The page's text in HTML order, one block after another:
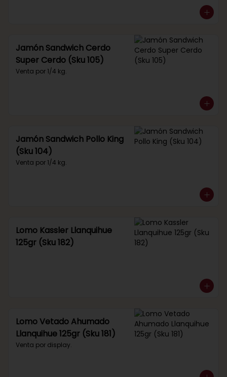
Jamón Sandwich Cerdo
Super Cerdo (Sku 105)
Venta por 1/4 kg.
Jamón Sandwich Pollo King
(Sku 104)
Venta por 1/4 kg.
Lomo Kassler Llanquihue
125gr (Sku 182)
Lomo Vetado Ahumado
Llanquihue 125gr (Sku 181)
Venta por display.